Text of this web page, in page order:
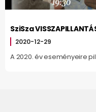
SziSza
2020-12-29
A 2020. év eseményeire